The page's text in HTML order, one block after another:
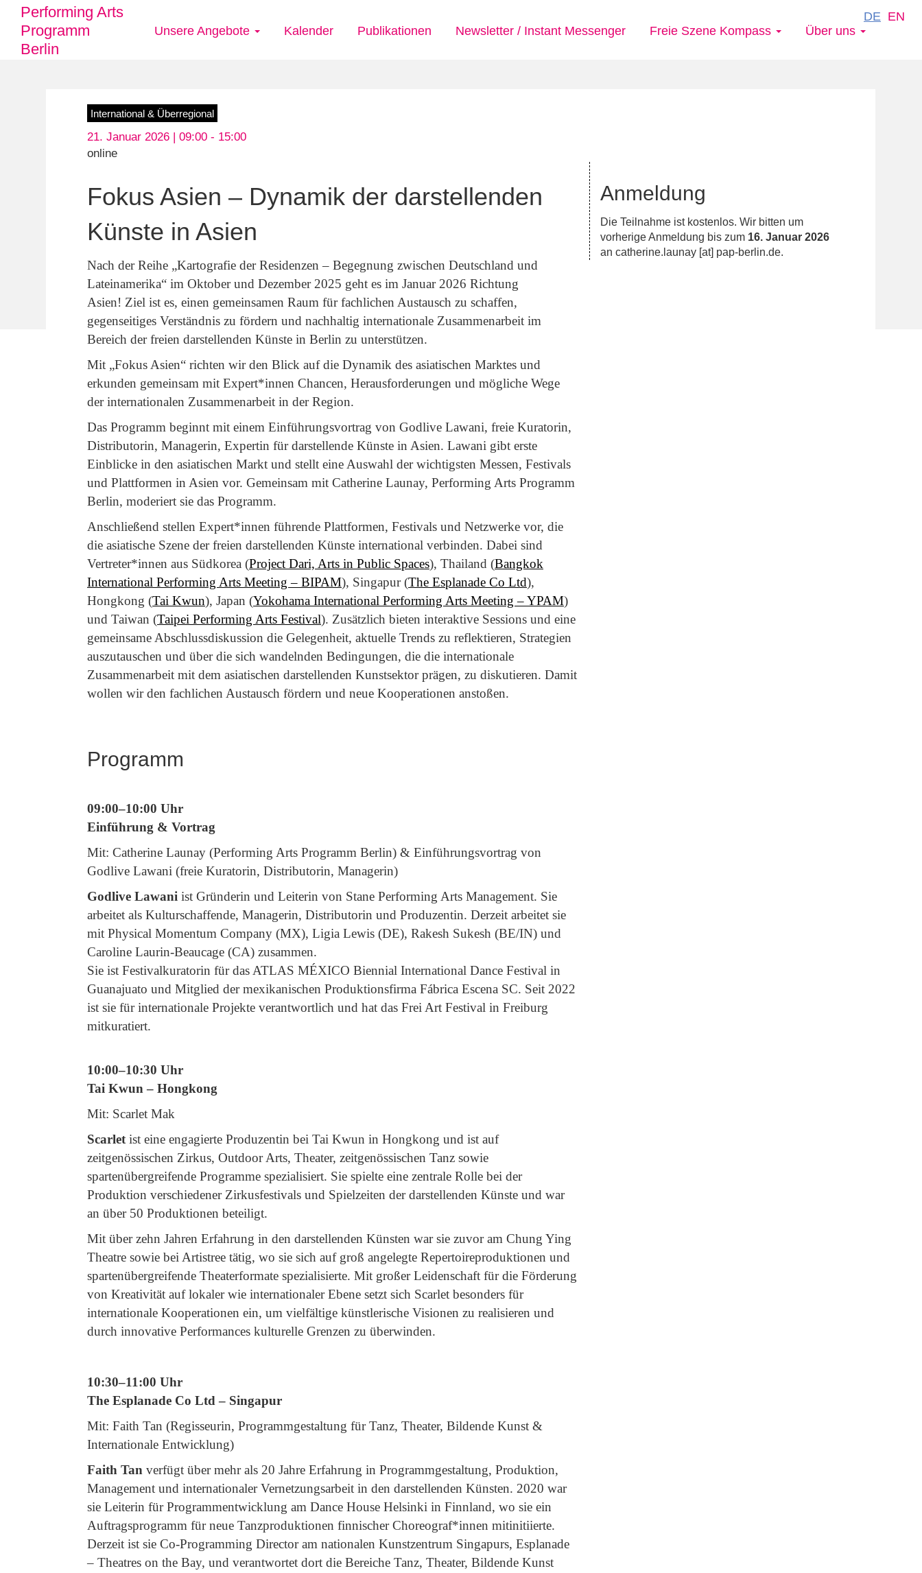
Performing Arts
Programm
Berlin
DE EN
Main
Unsere Angebote Kalender Publikationen Newsletter / Instant Messenger Freie Szene Kompass Über uns
International & Überregional
21. Januar 2026 | 09:00 - 15:00
online
Fokus Asien – Dynamik der darstellenden
Künste in Asien
Nach der Reihe „Kartografie der Residenzen – Begegnung zwischen Deutschland und
Lateinamerika“ im Oktober und Dezember 2025 geht es im Januar 2026 Richtung
Asien! Ziel ist es, einen gemeinsamen Raum für fachlichen Austausch zu schaffen,
gegenseitiges Verständnis zu fördern und nachhaltig internationale Zusammenarbeit im
Bereich der freien darstellenden Künste in Berlin zu unterstützen.
Mit „Fokus Asien“ richten wir den Blick auf die Dynamik des asiatischen Marktes und
erkunden gemeinsam mit Expert*innen Chancen, Herausforderungen und mögliche Wege
der internationalen Zusammenarbeit in der Region.
Das Programm beginnt mit einem Einführungsvortrag von Godlive Lawani, freie Kuratorin,
Distributorin, Managerin, Expertin für darstellende Künste in Asien. Lawani gibt erste
Einblicke in den asiatischen Markt und stellt eine Auswahl der wichtigsten Messen, Festivals
und Plattformen in Asien vor. Gemeinsam mit Catherine Launay, Performing Arts Programm
Berlin, moderiert sie das Programm.
Anschließend stellen Expert*innen führende Plattformen, Festivals und Netzwerke vor, die
die asiatische Szene der freien darstellenden Künste international verbinden. Dabei sind
Vertreter*innen aus Südkorea (Project Dari, Arts in Public Spaces), Thailand (Bangkok
International Performing Arts Meeting – BIPAM), Singapur (The Esplanade Co Ltd),
Hongkong (Tai Kwun), Japan (Yokohama International Performing Arts Meeting – YPAM)
und Taiwan (Taipei Performing Arts Festival). Zusätzlich bieten interaktive Sessions und eine
gemeinsame Abschlussdiskussion die Gelegenheit, aktuelle Trends zu reflektieren, Strategien
auszutauschen und über die sich wandelnden Bedingungen, die die internationale
Zusammenarbeit mit dem asiatischen darstellenden Kunstsektor prägen, zu diskutieren. Damit
wollen wir den fachlichen Austausch fördern und neue Kooperationen anstoßen.
Programm
09:00–10:00 Uhr
Einführung & Vortrag
Mit: Catherine Launay (Performing Arts Programm Berlin) & Einführungsvortrag von
Godlive Lawani (freie Kuratorin, Distributorin, Managerin)
Godlive Lawani ist Gründerin und Leiterin von Stane Performing Arts Management. Sie
arbeitet als Kulturschaffende, Managerin, Distributorin und Produzentin. Derzeit arbeitet sie
mit Physical Momentum Company (MX), Ligia Lewis (DE), Rakesh Sukesh (BE/IN) und
Caroline Laurin-Beaucage (CA) zusammen.
Sie ist Festivalkuratorin für das ATLAS MÉXICO Biennial International Dance Festival in
Guanajuato und Mitglied der mexikanischen Produktionsfirma Fábrica Escena SC. Seit 2022
ist sie für internationale Projekte verantwortlich und hat das Frei Art Festival in Freiburg
mitkuratiert.
10:00–10:30 Uhr
Tai Kwun – Hongkong
Mit: Scarlet Mak
Scarlet ist eine engagierte Produzentin bei Tai Kwun in Hongkong und ist auf
zeitgenössischen Zirkus, Outdoor Arts, Theater, zeitgenössischen Tanz sowie
spartenübergreifende Programme spezialisiert. Sie spielte eine zentrale Rolle bei der
Produktion verschiedener Zirkusfestivals und Spielzeiten der darstellenden Künste und war
an über 50 Produktionen beteiligt.
Mit über zehn Jahren Erfahrung in den darstellenden Künsten war sie zuvor am Chung Ying
Theatre sowie bei Artistree tätig, wo sie sich auf groß angelegte Repertoireproduktionen und
spartenübergreifende Theaterformate spezialisierte. Mit großer Leidenschaft für die Förderung
von Kreativität auf lokaler wie internationaler Ebene setzt sich Scarlet besonders für
internationale Kooperationen ein, um vielfältige künstlerische Visionen zu realisieren und
durch innovative Performances kulturelle Grenzen zu überwinden.
10:30–11:00 Uhr
The Esplanade Co Ltd – Singapur
Mit: Faith Tan (Regisseurin, Programmgestaltung für Tanz, Theater, Bildende Kunst &
Internationale Entwicklung)
Faith Tan verfügt über mehr als 20 Jahre Erfahrung in Programmgestaltung, Produktion,
Management und internationaler Vernetzungsarbeit in den darstellenden Künsten. 2020 war
sie Leiterin für Programmentwicklung am Dance House Helsinki in Finnland, wo sie ein
Auftragsprogramm für neue Tanzproduktionen finnischer Choreograf*innen mitinitiierte.
Derzeit ist sie Co-Programming Director am nationalen Kunstzentrum Singapurs, Esplanade
– Theatres on the Bay, und verantwortet dort die Bereiche Tanz, Theater, Bildende Kunst
Anmeldung
Die Teilnahme ist kostenlos. Wir bitten um
vorherige Anmeldung bis zum 16. Januar 2026
an catherine.launay[at] pap-berlin.de.